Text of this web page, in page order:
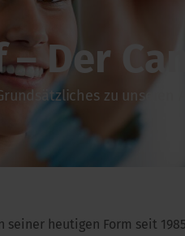
– Der
zu unseren
seiner heutigen Form seit